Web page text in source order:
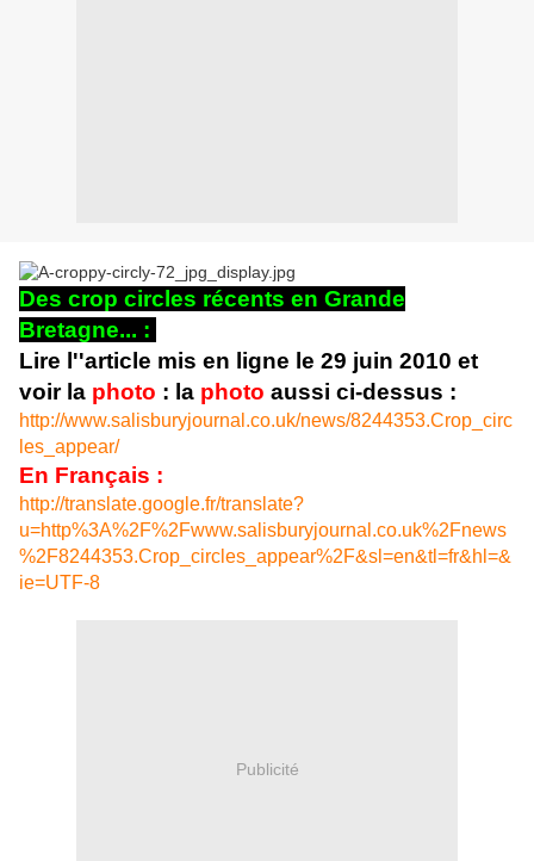
Des crop circles récents en Grande
Bretagne... :
Lire l''article mis en ligne le 29 juin 2010 et
voir la photo : la photo aussi ci-dessus :
http://www.salisburyjournal.co.uk/news/8244353.Crop_circ
les_appear/
En Français :
http://translate.google.fr/translate?
u=http%3A%2F%2Fwww.salisburyjournal.co.uk%2Fnews
%2F8244353.Crop_circles_appear%2F&sl=en&tl=fr&hl=&
ie=UTF-8
Publicité